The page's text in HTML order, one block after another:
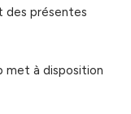
des présentes
met à disposition